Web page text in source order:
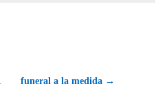
funeral a la medida →